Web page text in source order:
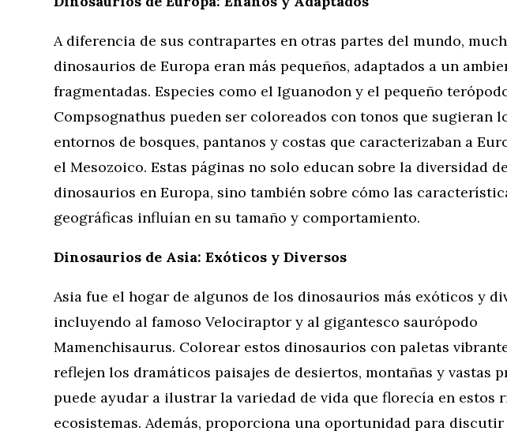
A diferencia de sus contrapartes en otras partes del mundo,
dinosaurios de Europa eran más pequeños, adaptados a un
fragmentadas. Especies como el Iguanodon y el pequeño
Compsognathus pueden ser coloreados con tonos que sugieran
entornos de bosques, pantanos y costas que caracterizaban a
el Mesozoico. Estas páginas no solo educan sobre la diversidad de
dinosaurios en Europa, sino también sobre cómo las
geográficas influían en su tamaño y comportamiento.
Dinosaurios de Asia: Exóticos y Diversos
Asia fue el hogar de algunos de los dinosaurios más exóticos y
incluyendo al famoso Velociraptor y al gigantesco saurópodo
Mamenchisaurus. Colorear estos dinosaurios con paletas
reflejen los dramáticos paisajes de desiertos, montañas y vastas
puede ayudar a ilustrar la variedad de vida que florecía en estos
ecosistemas. Además, proporciona una oportunidad para